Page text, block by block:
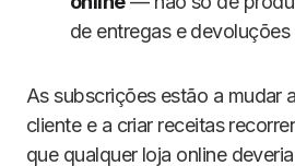
de entregas e devoluções
As subscrições estão a mudar
cliente e a criar receitas
que qualquer loja online